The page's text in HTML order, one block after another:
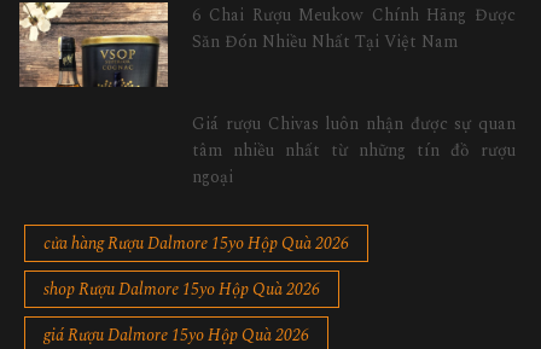
6 Chai Rượu Meukow Chính Hãng Được
Săn Đón Nhiều Nhất Tại Việt Nam
Giá rượu Chivas luôn nhận được sự quan
tâm nhiều nhất từ những tín đồ rượu
ngoại
cửa hàng Rượu Dalmore 15yo Hộp Quà 2026
shop Rượu Dalmore 15yo Hộp Quà 2026
giá Rượu Dalmore 15yo Hộp Quà 2026